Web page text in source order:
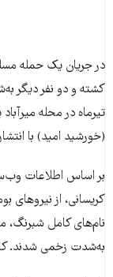
در جریان یک حمله
تیرماه در محله
(خورشید امید) با
بر اساس اطلاعات
کریسانی، از نیروهای
نام‌های کامل شبرنگ،
به‌شدت زخمی شدند.